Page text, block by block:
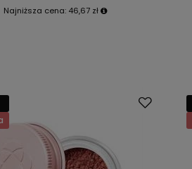
Najniższa cena: 46,67 zł